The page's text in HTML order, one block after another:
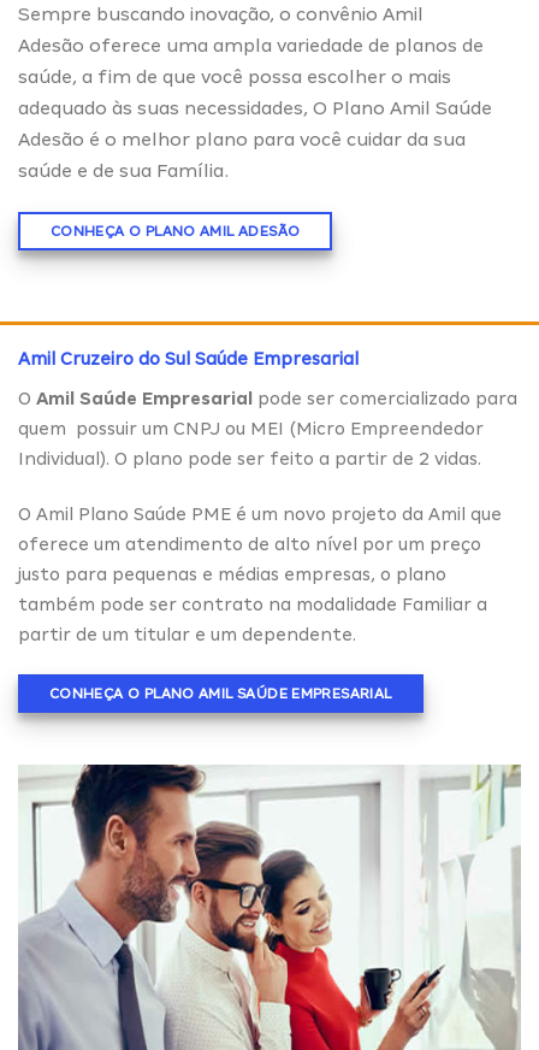
Sempre buscando inovação, o convênio Amil
Adesão oferece uma ampla variedade de planos de
saúde, a fim de que você possa escolher o mais
adequado às suas necessidades, O Plano Amil Saúde
Adesão é o melhor plano para você cuidar da sua
saúde e de sua Família.
CONHEÇA O PLANO AMIL ADESÃO
Amil Cruzeiro do Sul Saúde Empresarial
O Amil Saúde Empresarial
pode ser comercializado para
quem possuir um CNPJ ou MEI (Micro Empreendedor
Individual). O plano pode ser feito a partir de 2 vidas.
O Amil Plano Saúde PME é um novo projeto da Amil que
oferece um atendimento de alto nível por um preço
justo para pequenas e médias empresas, o plano
também pode ser contrato na modalidade Familiar a
partir de um titular e um dependente.
CONHEÇA O PLANO AMIL SAÚDE EMPRESARIAL